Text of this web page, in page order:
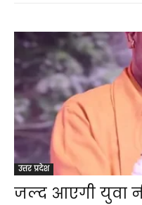
उत्तर प्रदेश
जल्द आएगी युवा